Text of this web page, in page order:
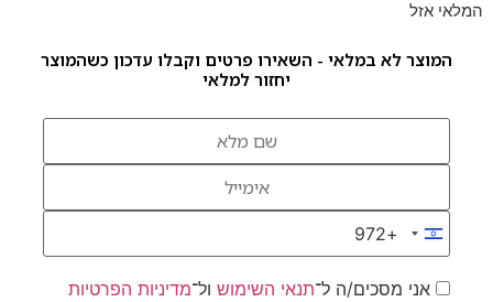
המלאי אזל
המוצר לא במלאי - השאירו פרטים וקבלו עדכון כשהמוצר
יחזור למלאי
Israel +972
+972
אני מסכים/ה ל־תנאי השימושול־מדיניות הפרטיות